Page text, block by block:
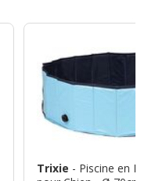
Trixie - Piscine en